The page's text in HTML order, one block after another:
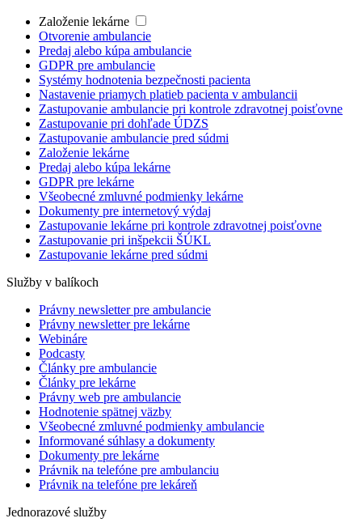
Založenie lekárne
Otvorenie ambulancie
Predaj alebo kúpa ambulancie
GDPR pre ambulancie
Systémy hodnotenia bezpečnosti pacienta
Nastavenie priamych platieb pacienta v ambulancii
Zastupovanie ambulancie pri kontrole zdravotnej poisťovne
Zastupovanie pri dohľade ÚDZS
Zastupovanie ambulancie pred súdmi
Založenie lekárne
Predaj alebo kúpa lekárne
GDPR pre lekárne
Všeobecné zmluvné podmienky lekárne
Dokumenty pre internetový výdaj
Zastupovanie lekárne pri kontrole zdravotnej poisťovne
Zastupovanie pri inšpekcii ŠÚKL
Zastupovanie lekárne pred súdmi
Služby v balíkoch
Právny newsletter pre ambulancie
Právny newsletter pre lekárne
Webináre
Podcasty
Články pre ambulancie
Články pre lekárne
Právny web pre ambulancie
Hodnotenie spätnej väzby
Všeobecné zmluvné podmienky ambulancie
Informované súhlasy a dokumenty
Dokumenty pre lekárne
Právnik na telefóne pre ambulanciu
Právnik na telefóne pre lekáreň
Jednorazové služby